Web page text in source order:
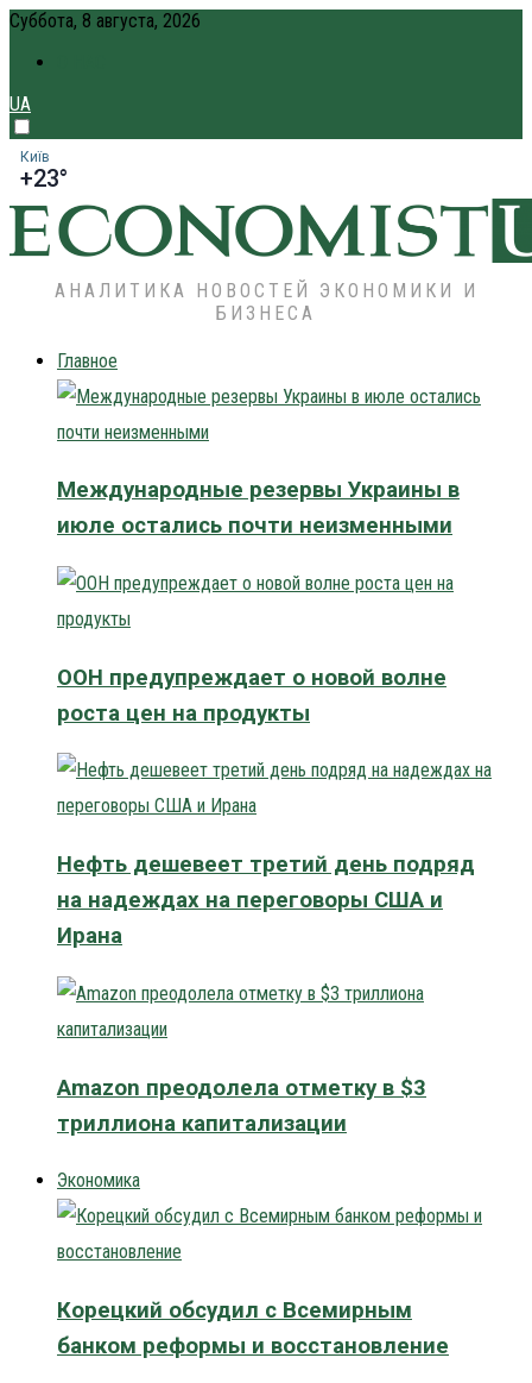
Суббота, 8 августа, 2026
UA
Київ
+23°
АНАЛИТИКА НОВОСТЕЙ ЭКОНОМИКИ И
БИЗНЕСА
Главное
Международные резервы Украины в
июле остались почти неизменными
ООН предупреждает о новой волне
роста цен на продукты
Нефть дешевеет третий день подряд
на надеждах на переговоры США и
Ирана
Amazon преодолела отметку в $3
триллиона капитализации
Экономика
Корецкий обсудил с Всемирным
банком реформы и восстановление